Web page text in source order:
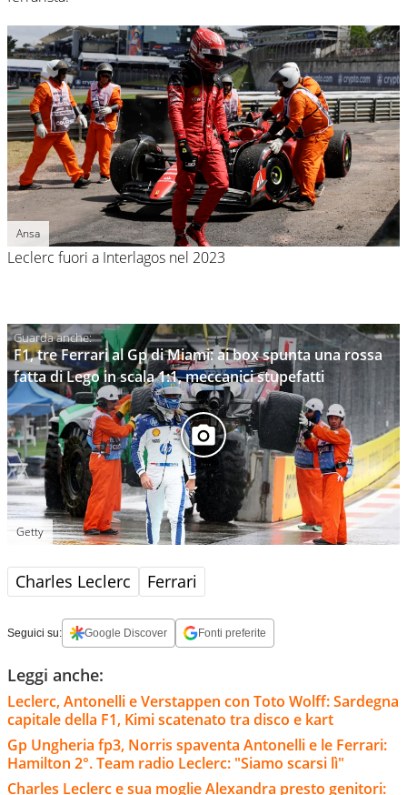
Ansa
Leclerc fuori a Interlagos nel 2023
F1, tre Ferrari al Gp di Miami: ai box spunta una rossa
fatta di Lego in scala 1:1, meccanici stupefatti
Getty
Charles Leclerc Ferrari
Seguici su: Google Discover Fonti preferite
Leggi anche:
Leclerc, Antonelli e Verstappen con Toto Wolff: Sardegna
capitale della F1, Kimi scatenato tra disco e kart
Gp Ungheria fp3, Norris spaventa Antonelli e le Ferrari:
Hamilton 2°. Team radio Leclerc: "Siamo scarsi lì"
Charles Leclerc e sua moglie Alexandra presto genitori: